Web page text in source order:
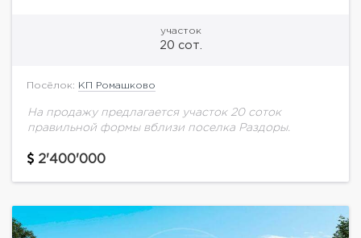
участок
20 сот.
Посёлок: КП Ромашково
На продажу предлагается участок 20 соток
правильной формы вблизи поселка Раздоры.
2'400'000